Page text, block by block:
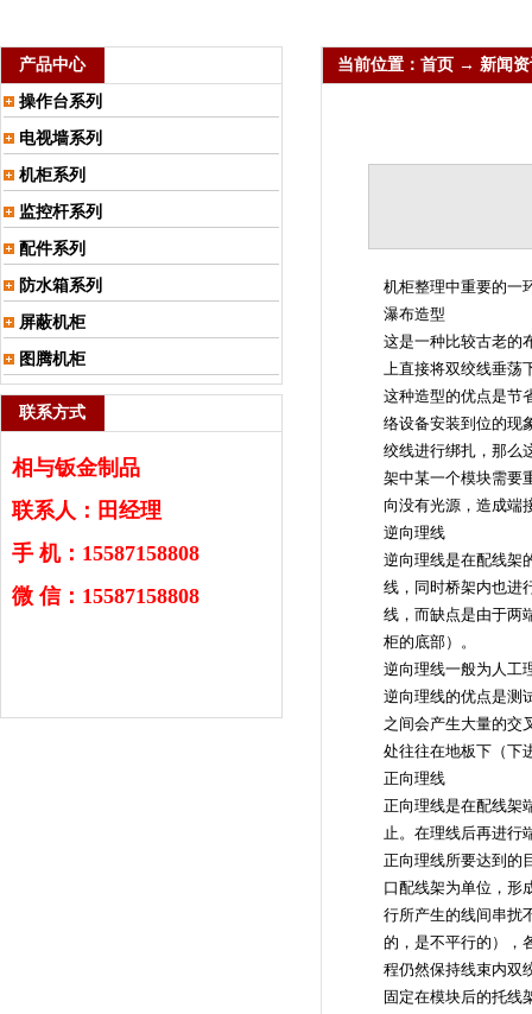
产品中心
操作台系列
电视墙系列
机柜系列
监控杆系列
配件系列
防水箱系列
屏蔽机柜
图腾机柜
联系方式
相与钣金制品
联系人：田经理
手 机：15587158808
微 信：15587158808
当前位置：首页 → 新闻资
机柜整理中重要的一
瀑布造型
这是一种比较古老的
上直接将双绞线垂荡
这种造型的优点是节
络设备安装到位的现
绞线进行绑扎，那么
架中某一个模块需要
向没有光源，造成端
逆向理线
逆向理线是在配线架
线，同时桥架内也进
线，而缺点是由于两
柜的底部）。
逆向理线一般为人工
逆向理线的优点是测
之间会产生大量的交
处往往在地板下（下
正向理线
正向理线是在配线架
止。在理线后再进行
正向理线所要达到的
口配线架为单位，形
行所产生的线间串扰
的，是不平行的），
程仍然保持线束内双
固定在模块后的托线